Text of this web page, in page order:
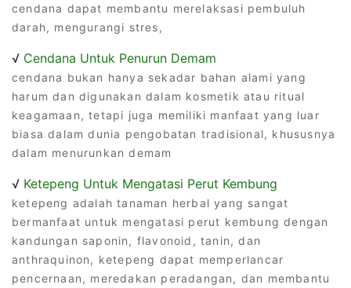
cendana dapat membantu merelaksasi pembuluh
darah, mengurangi stres,
√ Cendana Untuk Penurun Demam
cendana bukan hanya sekadar bahan alami yang
harum dan digunakan dalam kosmetik atau ritual
keagamaan, tetapi juga memiliki manfaat yang luar
biasa dalam dunia pengobatan tradisional, khususnya
dalam menurunkan demam
√ Ketepeng Untuk Mengatasi Perut Kembung
ketepeng adalah tanaman herbal yang sangat
bermanfaat untuk mengatasi perut kembung dengan
kandungan saponin, flavonoid, tanin, dan
anthraquinon, ketepeng dapat memperlancar
pencernaan, meredakan peradangan, dan membantu